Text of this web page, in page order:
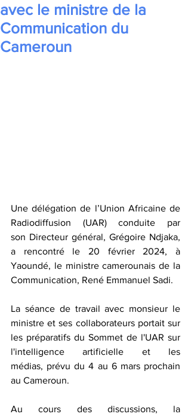
avec le ministre de la
Communication du
Cameroun
Une délégation de l’Union Africaine de
Radiodiffusion (UAR) conduite par
son Directeur général, Grégoire Ndjaka,
a rencontré le 20 février 2024, à
Yaoundé, le ministre camerounais de la
Communication, René Emmanuel Sadi.
La séance de travail avec monsieur le
ministre et ses collaborateurs portait sur
les préparatifs du Sommet de l'UAR sur
l'intelligence artificielle et les
médias, prévu du 4 au 6 mars prochain
au Cameroun.
Au cours des discussions, la